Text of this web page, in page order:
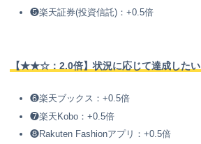
❺楽天証券(投資信託)：+0.5倍
【★★☆：2.0倍】状況に応じて達成したい
❻楽天ブックス：+0.5倍
❼楽天Kobo：+0.5倍
❽Rakuten Fashionアプリ：+0.5倍